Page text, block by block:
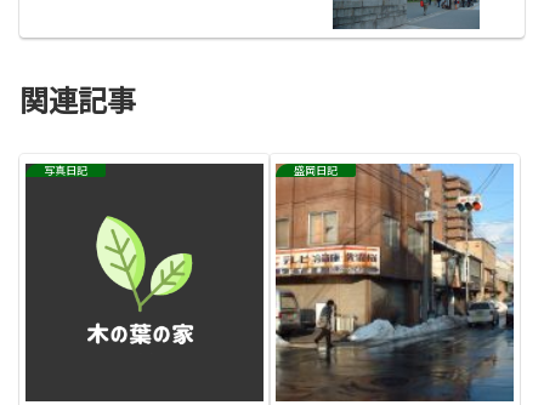
関連記事
写真日記 盛岡日記